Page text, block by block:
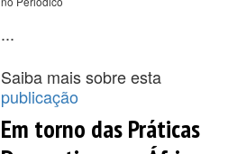
...
Saiba mais sobre esta
publicação
Em torno das Práticas